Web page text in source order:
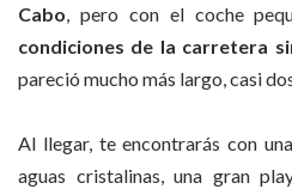
Cabo , pero con el coche
condiciones de la carretera
pareció mucho más largo, casi
Al llegar, te encontrarás con
aguas cristalinas, una gran